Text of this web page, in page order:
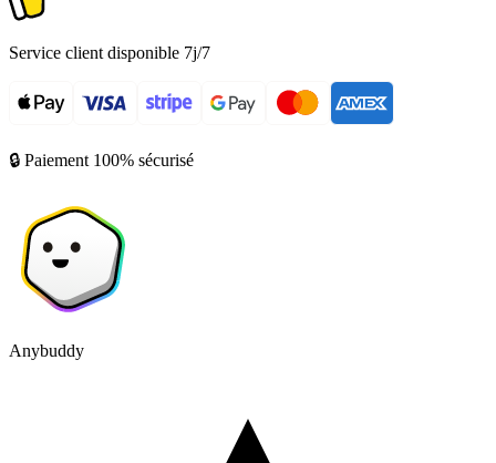
Service client disponible 7j/7
🔒 Paiement 100% sécurisé
Anybuddy